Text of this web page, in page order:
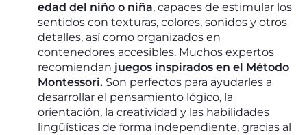
edad del niño o niña, capaces de estimular los
sentidos con texturas, colores, sonidos y otros
detalles, así como organizados en
contenedores accesibles. Muchos expertos
recomiendan juegos inspirados en el Método
Montessori. Son perfectos para ayudarles a
desarrollar el pensamiento lógico, la
orientación, la creatividad y las habilidades
lingüísticas de forma independiente, gracias al